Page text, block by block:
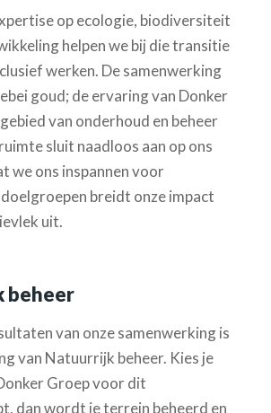
op ecologie, biodiversiteit
helpen we bij die transitie
werken. De samenwerking
goud; de ervaring van Donker
van onderhoud en beheer
sluit naadloos aan op ons
we ons inspannen voor
breidt onze impact
uit.
beheer
van onze samenwerking is
van Natuurrijk beheer. Kies je
Groep voor dit
dan wordt je terrein beheerd en